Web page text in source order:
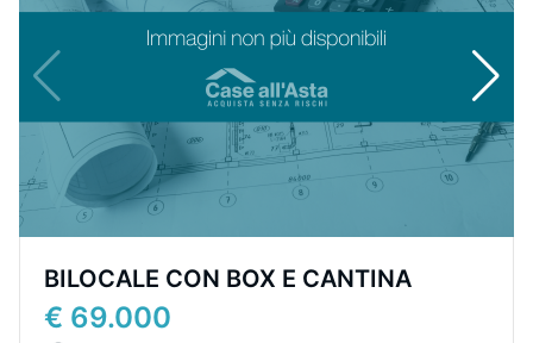
BILOCALE CON BOX E CANTINA
€ 69.000